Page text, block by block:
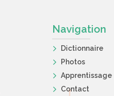
Navigation
Dictionnaire
Photos
Apprentissage
Contact